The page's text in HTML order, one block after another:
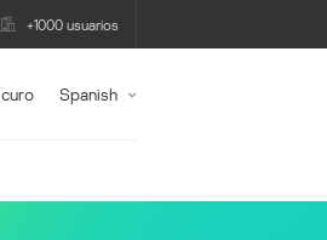
+1000 usuarios
Spanish